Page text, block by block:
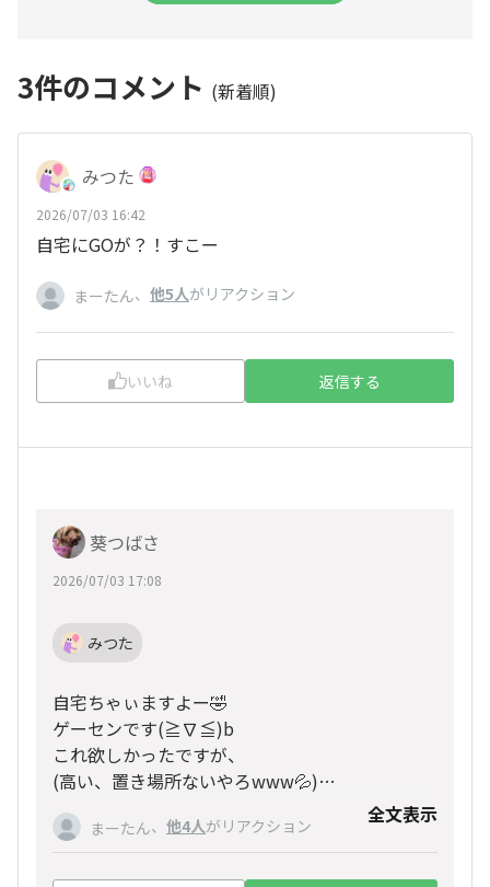
3件のコメント (新着順)
みつた
2026/07/03 16:42
自宅にGOが？！すこー
まーたん、 他5人がリアクション
いいね 返信する
葵つばさ
2026/07/03 17:08
みつた
自宅ちゃぃますよー🤣
ゲーセンです(≧∇≦)b
これ欲しかったですが、
(高い、置き場所ないやろwww💦)
ゲームでは、
駅が新小岩なかったから
あかんやん🤣💦
ゲームで、
駅ですブレーキしなさいって出て
まーたん、 他4人がリアクション 全文表示